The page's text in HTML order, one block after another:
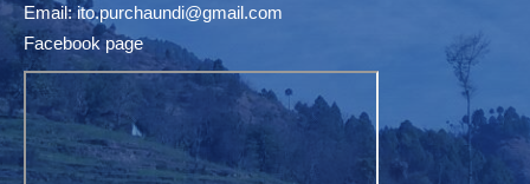
Email:ito.purchaundi@gmail.com
Facebook page